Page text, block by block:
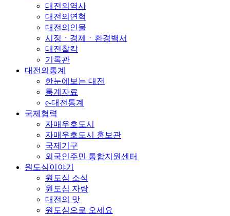
대전의역사
대전의연혁
대전의인물
시정ㆍ경제ㆍ환경백서
대전찰칵
기록관
대전의통계
한눈에보는 대전
통계자료
e-대전통계
국제협력
자매우호도시
자매우호도시 홍보관
국제기구
외국인주민 통합지원센터
원도심이야기
원도심 소식
원도심 자랑
대전의 맛
원도심으로 오세요